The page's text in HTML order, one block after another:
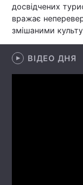
Лонгріди
Інтерв'ю
досвідчених
вражає
змішаними
ВІДЕО ДНЯ